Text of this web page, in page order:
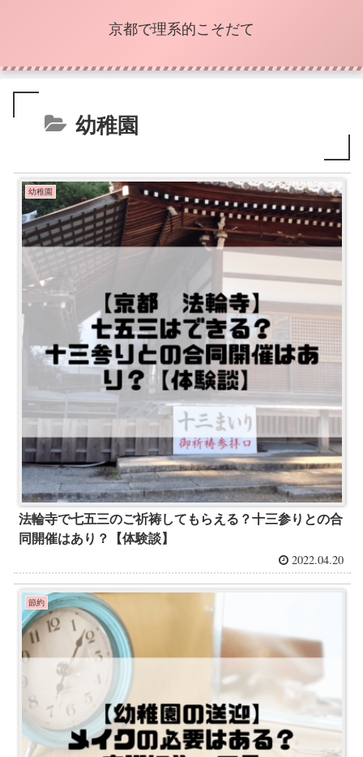
京都で理系的こそだて
幼稚園
幼稚園
法輪寺で七五三のご祈祷してもらえる？十三参りとの合
同開催はあり？【体験談】
2022.04.20
節約